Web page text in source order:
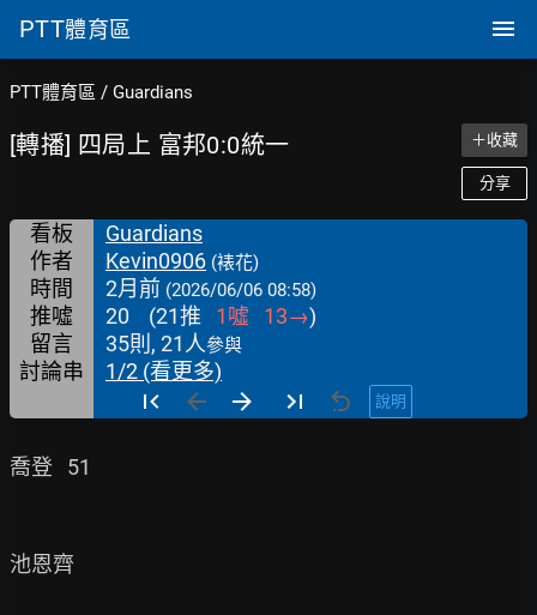
PTT體育區
PTT體育區 / Guardians
[轉播] 四局上 富邦0:0統一 ＋收藏
分享
看板
Guardians
作者
Kevin0906 (裱花)
時間 2月前 (2026/06/06 08:58)
推噓 20 (21推 1噓 13→)
留言
35則, 21人參與
討論串 1/2 (看更多)
說明
喬登   51
池恩齊